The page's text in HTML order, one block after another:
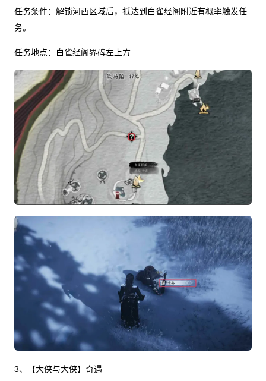
任务条件：解锁河西区域后，抵达到白雀经阁附近有概率触发任
务。
任务地点：白雀经阁界碑左上方
3、【大侠与大侠】奇遇